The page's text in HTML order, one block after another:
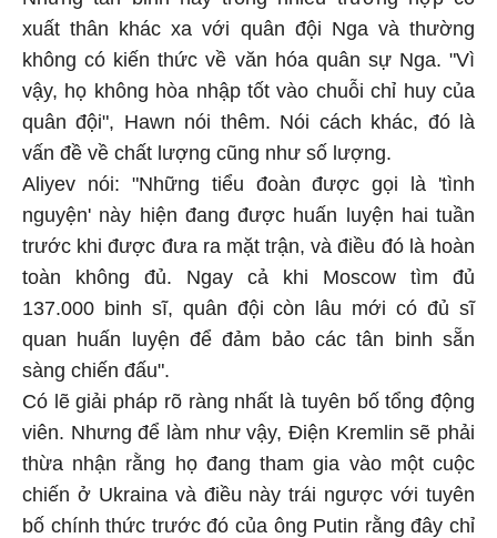
xuất thân khác xa với quân đội Nga và thường
không có kiến thức về văn hóa quân sự Nga. "Vì
vậy, họ không hòa nhập tốt vào chuỗi chỉ huy của
quân đội", Hawn nói thêm. Nói cách khác, đó là
vấn đề về chất lượng cũng như số lượng.
Aliyev nói: "Những tiểu đoàn được gọi là 'tình
nguyện' này hiện đang được huấn luyện hai tuần
trước khi được đưa ra mặt trận, và điều đó là hoàn
toàn không đủ. Ngay cả khi Moscow tìm đủ
137.000 binh sĩ, quân đội còn lâu mới có đủ sĩ
quan huấn luyện để đảm bảo các tân binh sẵn
sàng chiến đấu".
Có lẽ giải pháp rõ ràng nhất là tuyên bố tổng động
viên. Nhưng để làm như vậy, Điện Kremlin sẽ phải
thừa nhận rằng họ đang tham gia vào một cuộc
chiến ở Ukraina và điều này trái ngược với tuyên
bố chính thức trước đó của ông Putin rằng đây chỉ